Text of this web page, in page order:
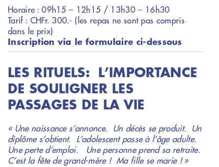
Horaire : 09h15 – 12h15 / 13h30 – 16h30
Tarif : CHFr. 300.- (les repas ne sont pas compris
dans le prix)
Inscription via le formulaire ci-dessous
LES RITUELS: L’IMPORTANCE
DE SOULIGNER LES
PASSAGES DE LA VIE
« Une naissance s’annonce. Un décès se produit. Un
diplôme s’obtient. L’adolescent passe à l’âge adulte.
Une perte d’emploi. Une personne prend sa retraite.
C’est la fête de grand-mère ! Ma fille se marie ! »